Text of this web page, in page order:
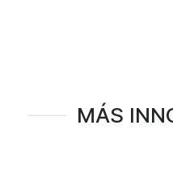
MÁS